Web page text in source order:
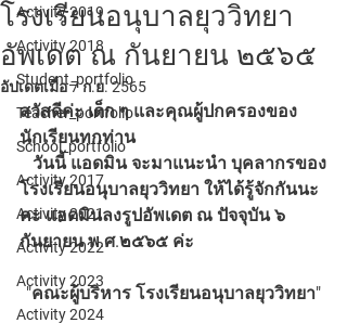
Activity 2019
Activity 2018
Student_portfolio
Teacher_portfolio
School_portfolio
Activity 2017
Activity 2021
Activity 2022
Activity 2023
Activity 2024
โรงเรียนอนุบาลยุววิทยา
อัพเดต ณ กันยายน ๒๕๖๕
อัปเดตเมื่อ7 ก.ย. 2565
สวัสดีค่ะ เด็ก ๆ และคุณผู้ปกครองของ
นักเรียนทกท่าน
โรงเรียนอนุบาลยุววิทยา ให้ได้รู้จักกันนะ
คะ แอดมินลงรูปอัพเดต ณ ปัจจุบัน ๖
กันยายน พ.ศ.๒๕๖๕ ค่ะ
"คณะผู้บริหาร โรงเรียนอนุบาลยุววิทยา"